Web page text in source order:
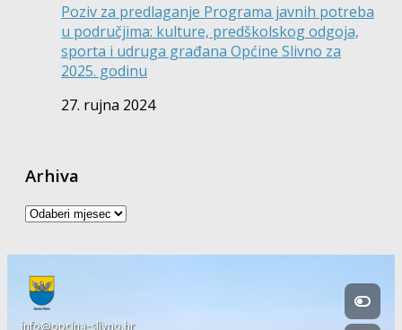
Poziv za predlaganje Programa javnih potreba
u područjima: kulture, predškolskog odgoja,
sporta i udruga građana Općine Slivno za
2025. godinu
27. rujna 2024
Arhiva
Arhiva